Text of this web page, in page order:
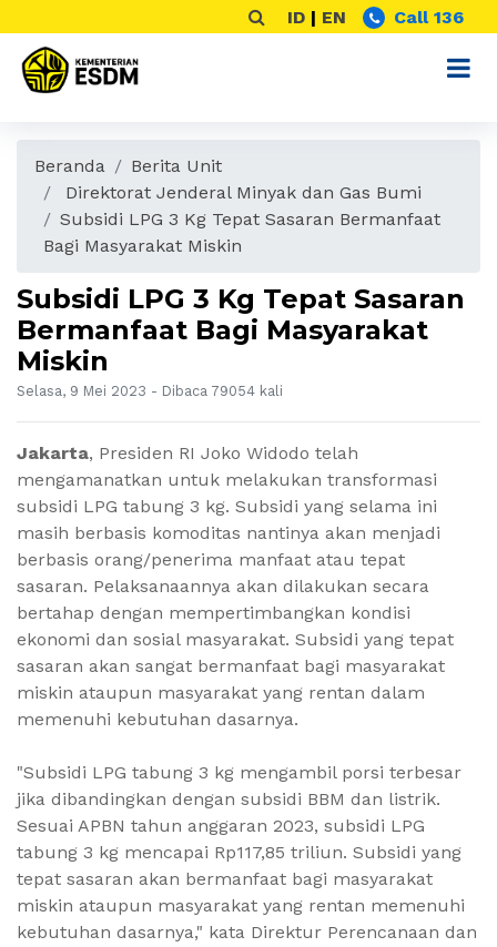
ID | EN Call 136
Beranda
Berita Unit
Direktorat Jenderal Minyak dan Gas Bumi
Subsidi LPG 3 Kg Tepat Sasaran Bermanfaat
Bagi Masyarakat Miskin
Subsidi LPG 3 Kg Tepat Sasaran
Bermanfaat Bagi Masyarakat
Miskin
Selasa, 9 Mei 2023 - Dibaca 79054 kali
Jakarta, Presiden RI Joko Widodo telah
mengamanatkan untuk melakukan transformasi
subsidi LPG tabung 3 kg. Subsidi yang selama ini
masih berbasis komoditas nantinya akan menjadi
berbasis orang/penerima manfaat atau tepat
sasaran. Pelaksanaannya akan dilakukan secara
bertahap dengan mempertimbangkan kondisi
ekonomi dan sosial masyarakat. Subsidi yang tepat
sasaran akan sangat bermanfaat bagi masyarakat
miskin ataupun masyarakat yang rentan dalam
memenuhi kebutuhan dasarnya.
"Subsidi LPG tabung 3 kg mengambil porsi terbesar
jika dibandingkan dengan subsidi BBM dan listrik.
Sesuai APBN tahun anggaran 2023, subsidi LPG
tabung 3 kg mencapai Rp117,85 triliun. Subsidi yang
tepat sasaran akan bermanfaat bagi masyarakat
miskin ataupun masyarakat yang rentan memenuhi
kebutuhan dasarnya," kata Direktur Perencanaan dan